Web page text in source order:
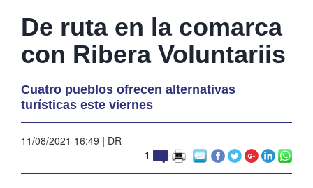
De ruta en la comarca
con Ribera Voluntariis
Cuatro pueblos ofrecen alternativas
turísticas este viernes
11/08/2021 16:49 | DR
1